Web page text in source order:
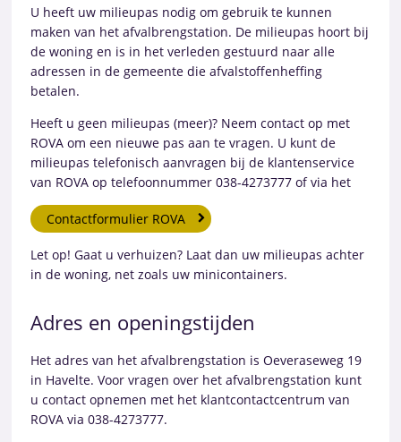
U heeft uw milieupas nodig om gebruik te kunnen
maken van het afvalbrengstation. De milieupas hoort bij
de woning en is in het verleden gestuurd naar alle
adressen in de gemeente die afvalstoffenheffing
betalen.
Heeft u geen milieupas (meer)? Neem contact op met
ROVA om een nieuwe pas aan te vragen. U kunt de
milieupas telefonisch aanvragen bij de klantenservice
van ROVA op telefoonnummer 038-4273777 of via het
Contactformulier ROVA
Let op! Gaat u verhuizen? Laat dan uw milieupas achter
in de woning, net zoals uw minicontainers.
Adres en openingstijden
Het adres van het afvalbrengstation is Oeveraseweg 19
in Havelte. Voor vragen over het afvalbrengstation kunt
u contact opnemen met het klantcontactcentrum van
ROVA via 038-4273777.